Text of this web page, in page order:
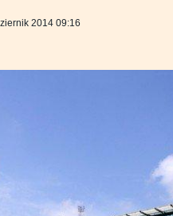
2014 09:16